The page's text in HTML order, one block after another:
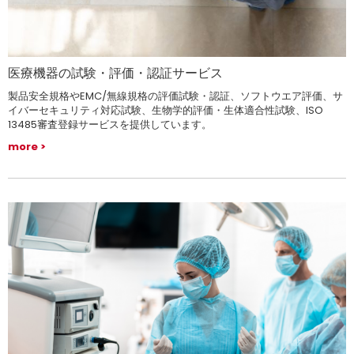
医療機器の試験・評価・認証サービス
製品安全規格やEMC/無線規格の評価試験・認証、ソフトウエア評価、サ
イバーセキュリティ対応試験、生物学的評価・生体適合性試験、ISO
13485審査登録サービスを提供しています。
more